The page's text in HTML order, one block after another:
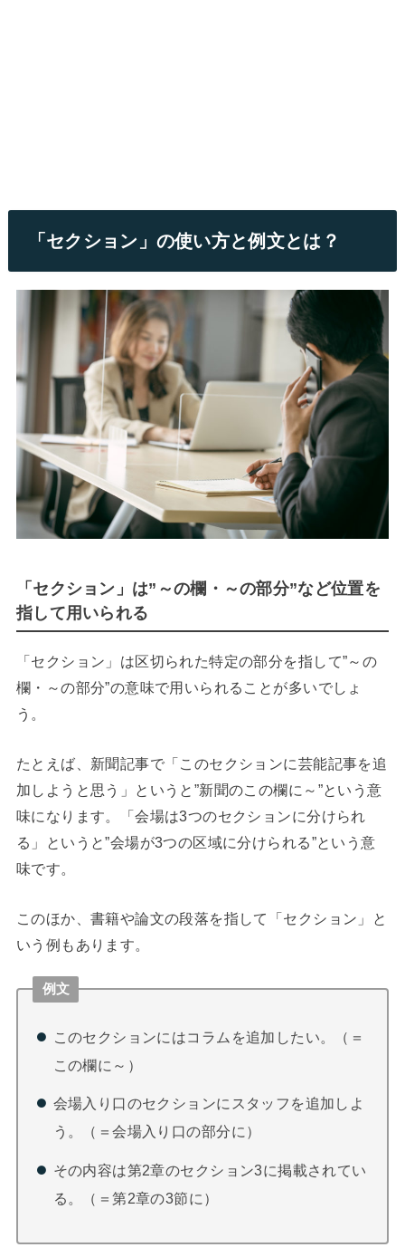
「セクション」の使い方と例文とは？
「セクション」は”～の欄・～の部分”など位置を
指して用いられる
「セクション」は区切られた特定の部分を指して”～の
欄・～の部分”の意味で用いられることが多いでしょ
う。
たとえば、新聞記事で「このセクションに芸能記事を追
加しようと思う」というと”新聞のこの欄に～”という意
味になります。「会場は3つのセクションに分けられ
る」というと”会場が3つの区域に分けられる”という意
味です。
このほか、書籍や論文の段落を指して「セクション」と
いう例もあります。
例文
このセクションにはコラムを追加したい。（＝
この欄に～）
会場入り口のセクションにスタッフを追加しよ
う。（＝会場入り口の部分に）
その内容は第2章のセクション3に掲載されてい
る。（＝第2章の3節に）